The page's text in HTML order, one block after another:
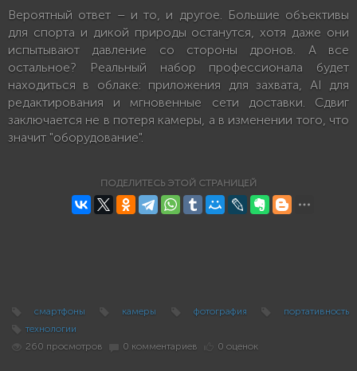
Вероятный ответ – и то, и другое. Большие объективы
для спорта и дикой природы останутся, хотя даже они
испытывают давление со стороны дронов. А все
остальное? Реальный набор профессионала будет
находиться в облаке: приложения для захвата, AI для
редактирования и мгновенные сети доставки. Сдвиг
заключается не в потеря камеры, а в изменении того, что
значит "оборудование".
ПОДЕЛИТЕСЬ ЭТОЙ СТРАНИЦЕЙ
смартфоны камеры фотография
портативность
технологии
260 просмотров
0 комментариев 0 оценок